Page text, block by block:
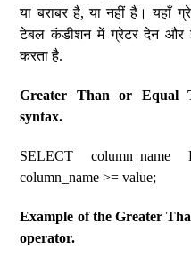
या बराबर है, या नहीं है। यहाँ
टेबल कंडीशन में ग्रेटर देन और
करता है.
Greater Than or Equal
syntax.
SELECT column_name
column_name >= value;
Example of the Greater
operator.